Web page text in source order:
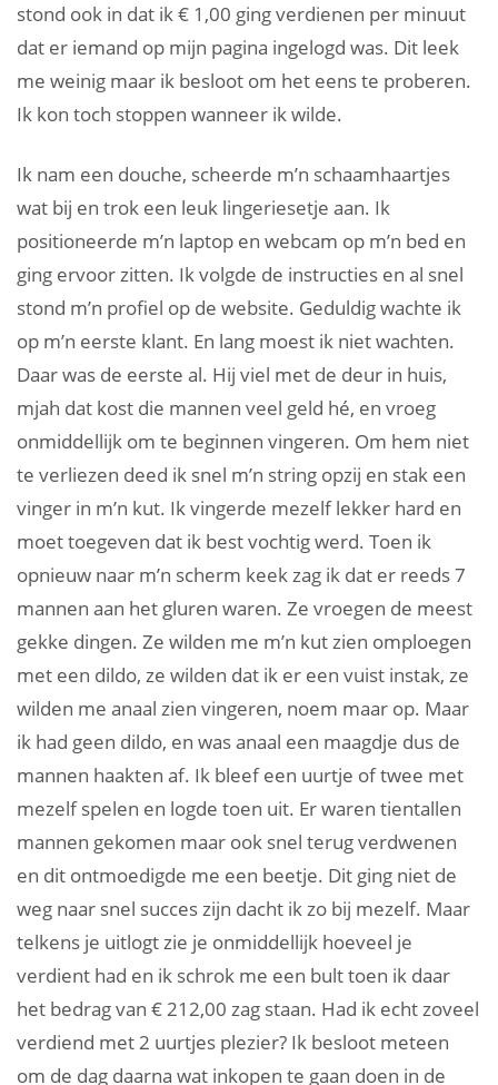
stond ook in dat ik € 1,00 ging verdienen per minuut
dat er iemand op mijn pagina ingelogd was. Dit leek
me weinig maar ik besloot om het eens te proberen.
Ik kon toch stoppen wanneer ik wilde.
Ik nam een douche, scheerde m’n schaamhaartjes
wat bij en trok een leuk lingeriesetje aan. Ik
positioneerde m’n laptop en webcam op m’n bed en
ging ervoor zitten. Ik volgde de instructies en al snel
stond m’n profiel op de website. Geduldig wachte ik
op m’n eerste klant. En lang moest ik niet wachten.
Daar was de eerste al. Hij viel met de deur in huis,
mjah dat kost die mannen veel geld hé, en vroeg
onmiddellijk om te beginnen vingeren. Om hem niet
te verliezen deed ik snel m’n string opzij en stak een
vinger in m’n kut. Ik vingerde mezelf lekker hard en
moet toegeven dat ik best vochtig werd. Toen ik
opnieuw naar m’n scherm keek zag ik dat er reeds 7
mannen aan het gluren waren. Ze vroegen de meest
gekke dingen. Ze wilden me m’n kut zien omploegen
met een dildo, ze wilden dat ik er een vuist instak, ze
wilden me anaal zien vingeren, noem maar op. Maar
ik had geen dildo, en was anaal een maagdje dus de
mannen haakten af. Ik bleef een uurtje of twee met
mezelf spelen en logde toen uit. Er waren tientallen
mannen gekomen maar ook snel terug verdwenen
en dit ontmoedigde me een beetje. Dit ging niet de
weg naar snel succes zijn dacht ik zo bij mezelf. Maar
telkens je uitlogt zie je onmiddellijk hoeveel je
verdient had en ik schrok me een bult toen ik daar
het bedrag van € 212,00 zag staan. Had ik echt zoveel
verdiend met 2 uurtjes plezier? Ik besloot meteen
om de dag daarna wat inkopen te gaan doen in de